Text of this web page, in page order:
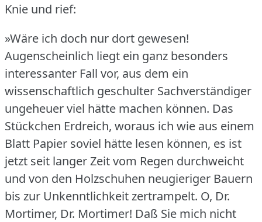
Knie und rief:
»Wäre ich doch nur dort gewesen!
Augenscheinlich liegt ein ganz besonders
interessanter Fall vor, aus dem ein
wissenschaftlich geschulter Sachverständiger
ungeheuer viel hätte machen können. Das
Stückchen Erdreich, woraus ich wie aus einem
Blatt Papier soviel hätte lesen können, es ist
jetzt seit langer Zeit vom Regen durchweicht
und von den Holzschuhen neugieriger Bauern
bis zur Unkenntlichkeit zertrampelt. O, Dr.
Mortimer, Dr. Mortimer! Daß Sie mich nicht